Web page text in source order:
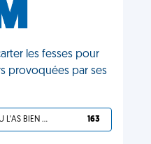
les fesses pour
provoquées par ses
TU L'AS BIEN MÉRITÉ 163